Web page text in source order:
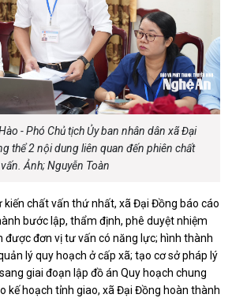
- Phó Chủ tịch Ủy ban nhân dân xã Đại
thể 2 nội dung liên quan đến phiên chất
vấn. Ảnh; Nguyễn Toàn
kiến chất vấn thứ nhất, xã Đại Đồng báo cáo
bước lập, thẩm định, phê duyệt nhiệm
được đơn vị tư vấn có năng lực; hình thành
lý quy hoạch ở cấp xã; tạo cơ sở pháp lý
giai đoạn lập đồ án Quy hoạch chung
kế hoạch tỉnh giao, xã Đại Đồng hoàn thành